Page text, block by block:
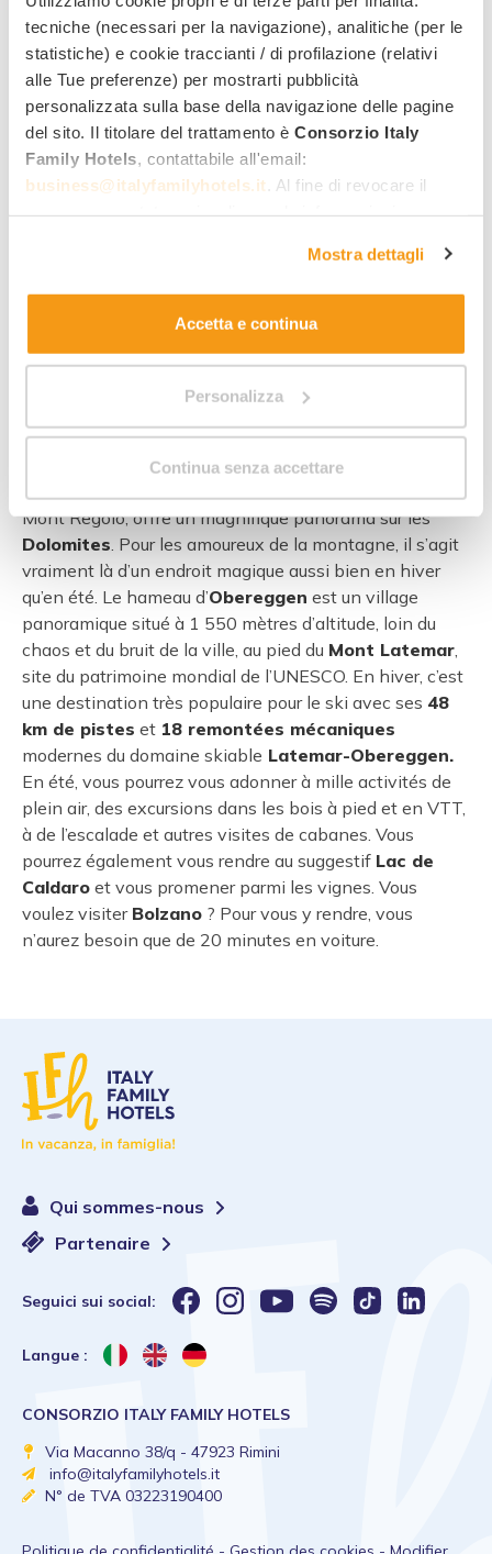
tecniche (necessari per la navigazione), analitiche (per le
statistiche) e cookie traccianti / di profilazione (relativi
alle Tue preferenze) per mostrarti pubblicità
personalizzata sulla base della navigazione delle pagine
del sito. Il titolare del trattamento è Consorzio Italy
Family Hotels , contattabile all'email:
business@italyfamilyhotels.it . Al fine di revocare il
. Allo stesso link trovi la nostra informativa
estesa sui cookie.
Mostra dettagli
Accetta e continua
Personalizza
Continua senza accettare
Découvrir Obereggen
est une petite ville du Val d’Ega, dans le
Mont Regolo, offre un magnifique panorama sur les
Dolomites . Pour les amoureux de la montagne, il s’agit
vraiment là d’un endroit magique aussi bien en hiver
qu’en été. Le hameau d’Obereggen est un village
panoramique situé à 1 550 mètres d’altitude, loin du
chaos et du bruit de la ville, au pied du Mont Latemar
site du patrimoine mondial de l’UNESCO. En hiver, c’est
une destination très populaire pour le ski avec ses 48
km de pistes et 18 remontées mécaniques
modernes du domaine skiable Latemar-Obereggen.
En été, vous pourrez vous adonner à mille activités de
plein air, des excursions dans les bois à pied et en VTT,
à de l’escalade et autres visites de cabanes. Vous
pourrez également vous rendre au suggestif Lac de
Caldaro et vous promener parmi les vignes. Vous
voulez visiter Bolzano ? Pour vous y rendre, vous
n’aurez besoin que de 20 minutes en voiture.
Qui sommes-nous
Partenaire
Seguici sui social:
Langue :
CONSORZIO ITALY FAMILY HOTELS
Via Macanno 38/q - 47923 Rimini
info@italyfamilyhotels.it
N° de TVA 03223190400